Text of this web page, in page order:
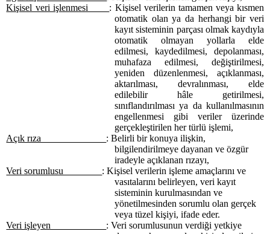
Kişisel veri işlenmesi : Kişisel verilerin tamamen veya kısmen
otomatik olan ya da herhangi bir veri
kayıt sisteminin parçası olmak kaydıyla
otomatik olmayan yollarla elde
edilmesi, kaydedilmesi, depolanması,
muhafaza edilmesi, değiştirilmesi,
yeniden düzenlenmesi, açıklanması,
aktarılması, devralınması, elde
edilebilir hâle getirilmesi,
sınıflandırılması ya da kullanılmasının
engellenmesi gibi veriler üzerinde
gerçekleştirilen her türlü işlemi,
Açık rıza : Belirli bir konuya ilişkin,
bilgilendirilmeye dayanan ve özgür
iradeyle açıklanan rızayı,
Veri sorumlusu : Kişisel verilerin işleme amaçlarını ve
vasıtalarını belirleyen, veri kayıt
sisteminin kurulmasından ve
yönetilmesinden sorumlu olan gerçek
veya tüzel kişiyi, ifade eder.
Veri işleyen : Veri sorumlusunun verdiği yetkiye